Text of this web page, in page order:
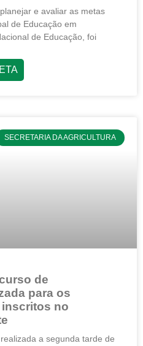
e avaliar as metas
de Educação em
de Educação, foi
SECRETARIA DA AGRICULTURA
de
para os
no
a segunda tarde de